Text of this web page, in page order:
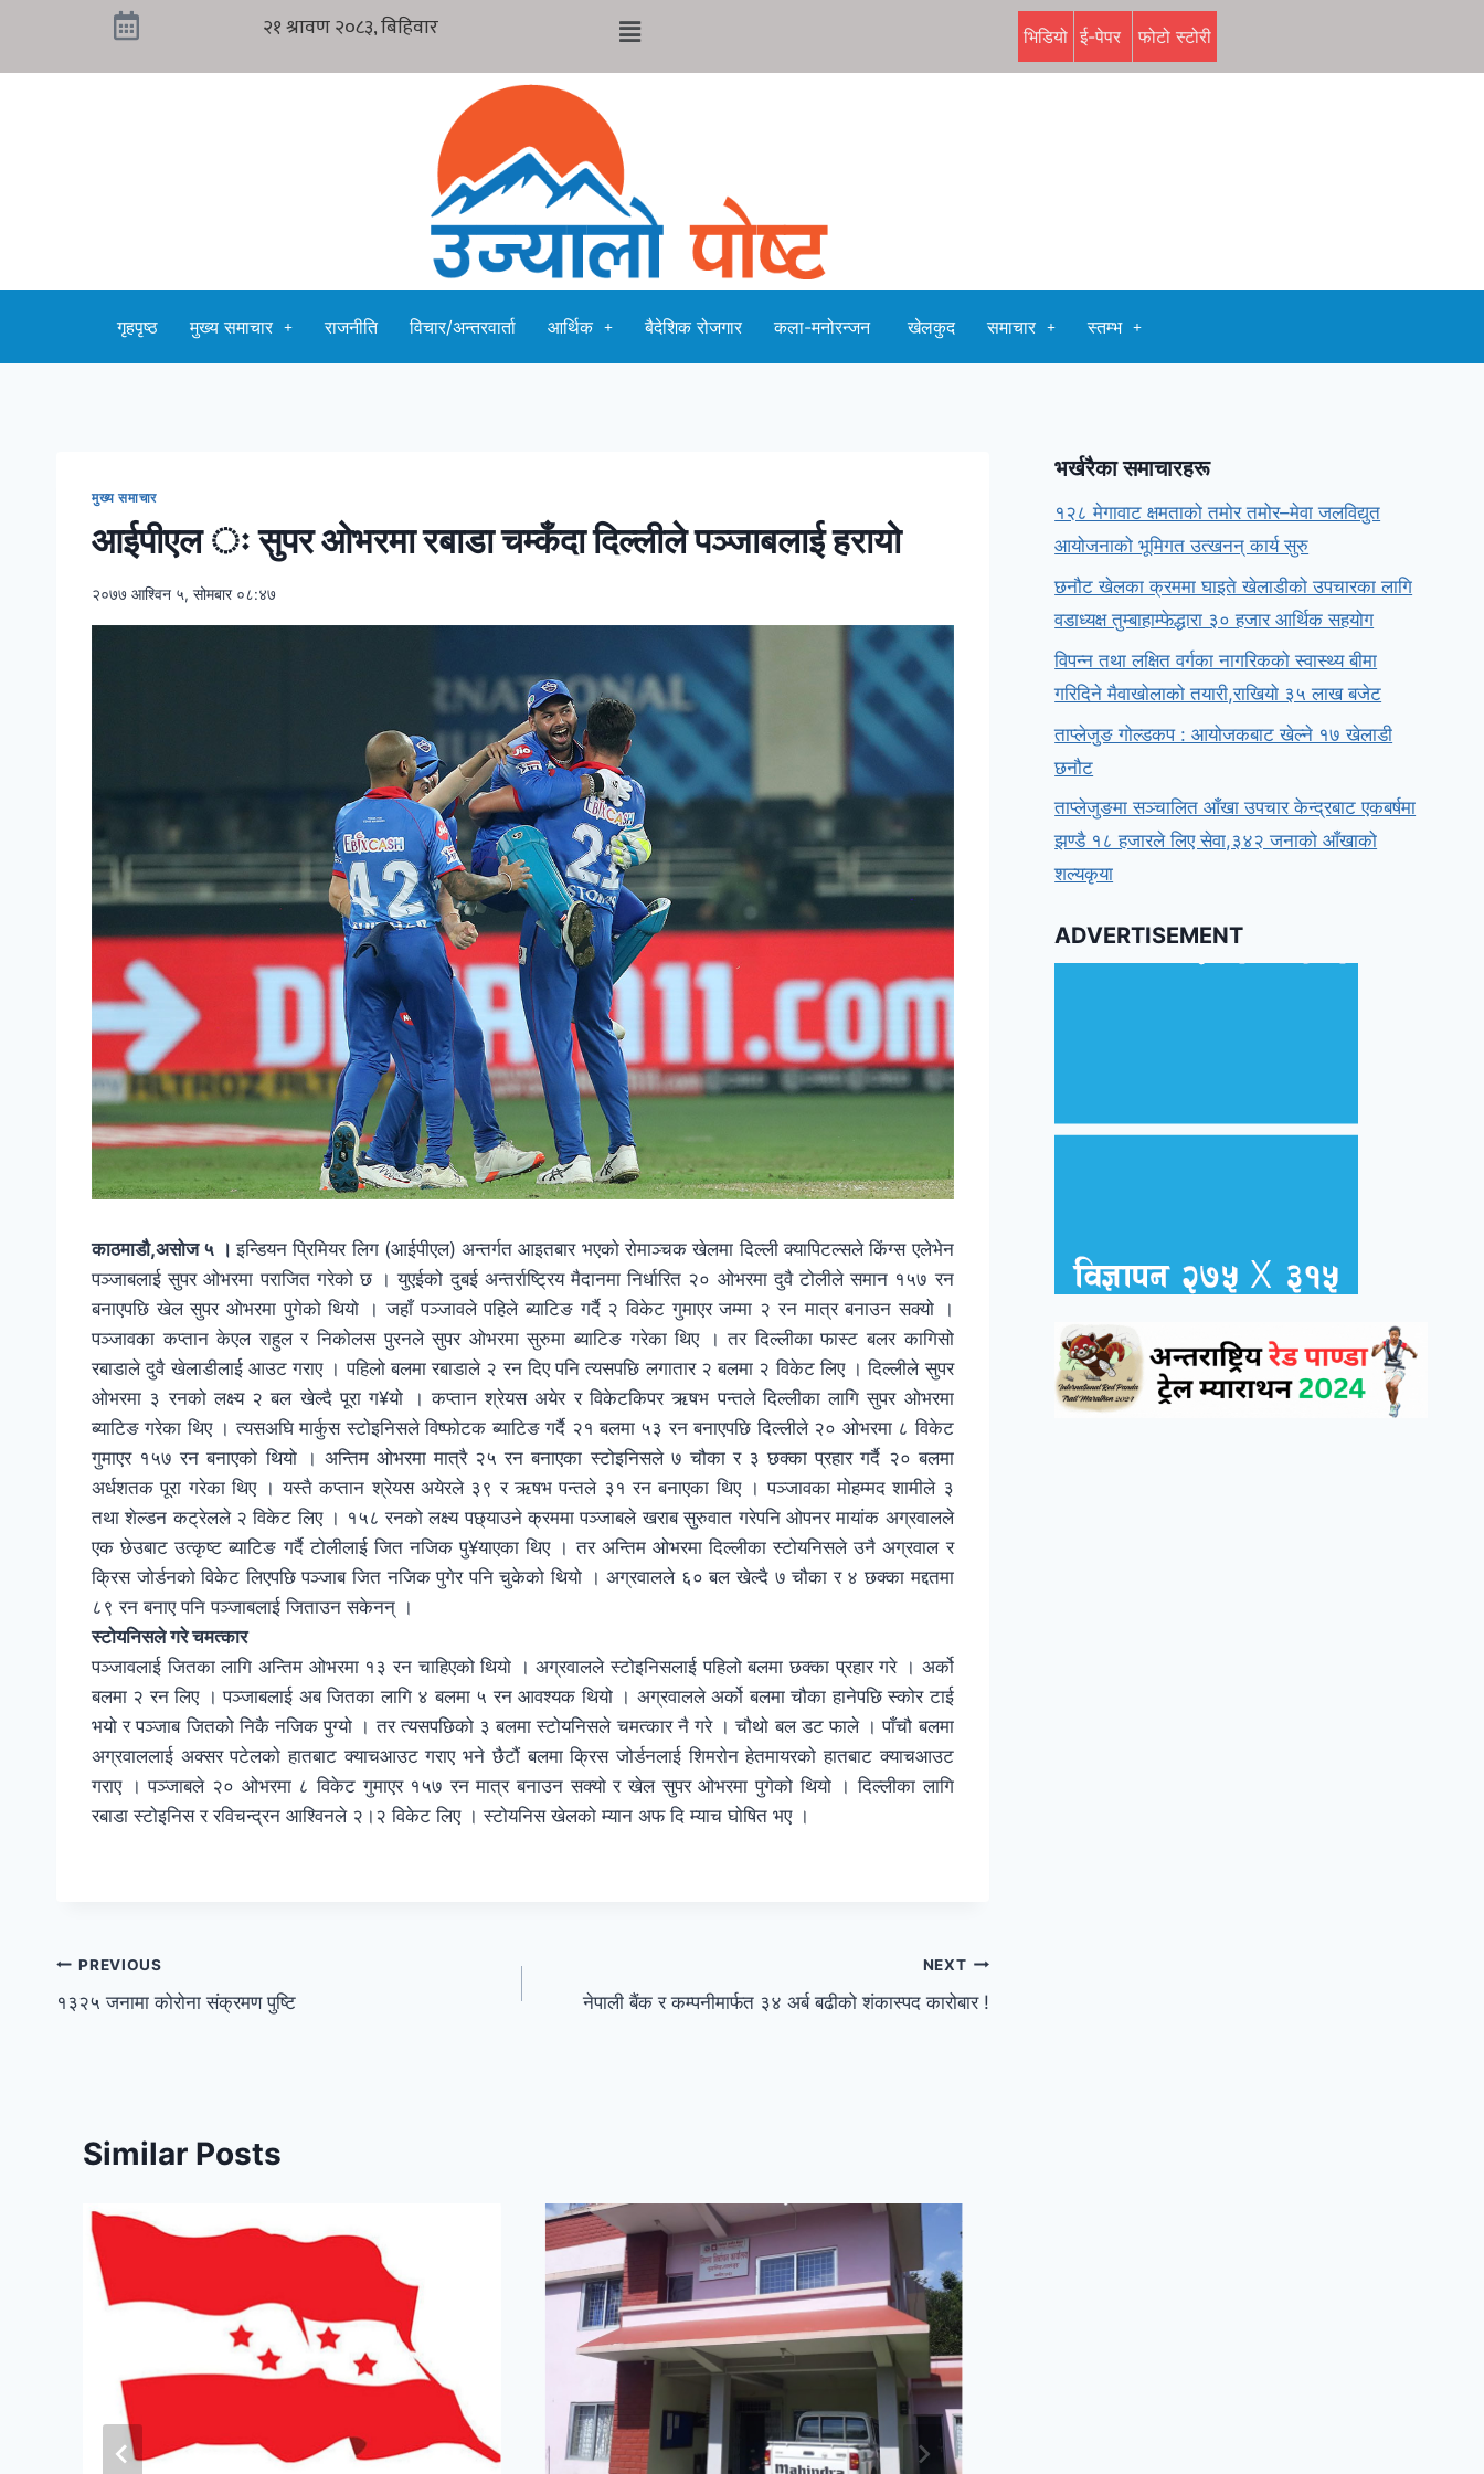
भिडियो ई-पेपर फोटो स्टोरी
गृहपृष्ठ मुख्य समाचार राजनीति विचार/अन्तरवार्ता आर्थिक बैदेशिक रोजगार कला-मनोरन्जन खेलकुद समाचार स्तम्भ
मुख्य समाचार
आईपीएल ः सुपर ओभरमा रबाडा चम्कँदा दिल्लीले पञ्जाबलाई हरायो
२०७७ आश्विन ५, सोमबार ०८:४७
काठमाडौ,असोज ५ ।इन्डियन प्रिमियर लिग (आईपीएल) अन्तर्गत आइतबार भएको रोमाञ्चक खेलमा दिल्ली क्यापिटल्सले किंग्स एलेभेन
पञ्जाबलाई सुपर ओभरमा पराजित गरेको छ । युएईको दुबई अन्तर्राष्ट्रिय मैदानमा निर्धारित २० ओभरमा दुवै टोलीले समान १५७ रन
बनाएपछि खेल सुपर ओभरमा पुगेको थियो । जहाँ पञ्जावले पहिले ब्याटिङ गर्दै २ विकेट गुमाएर जम्मा २ रन मात्र बनाउन सक्यो ।
पञ्जावका कप्तान केएल राहुल र निकोलस पुरनले सुपर ओभरमा सुरुमा ब्याटिङ गरेका थिए । तर दिल्लीका फास्ट बलर कागिसो
रबाडाले दुवै खेलाडीलाई आउट गराए । पहिलो बलमा रबाडाले २ रन दिए पनि त्यसपछि लगातार २ बलमा २ विकेट लिए । दिल्लीले सुपर
ओभरमा ३ रनको लक्ष्य २ बल खेल्दै पूरा ग¥यो । कप्तान श्रेयस अयेर र विकेटकिपर ऋषभ पन्तले दिल्लीका लागि सुपर ओभरमा
ब्याटिङ गरेका थिए । त्यसअघि मार्कुस स्टोइनिसले विष्फोटक ब्याटिङ गर्दै २१ बलमा ५३ रन बनाएपछि दिल्लीले २० ओभरमा ८ विकेट
गुमाएर १५७ रन बनाएको थियो । अन्तिम ओभरमा मात्रै २५ रन बनाएका स्टोइनिसले ७ चौका र ३ छक्का प्रहार गर्दै २० बलमा
अर्धशतक पूरा गरेका थिए । यस्तै कप्तान श्रेयस अयेरले ३९ र ऋषभ पन्तले ३१ रन बनाएका थिए । पञ्जावका मोहम्मद शामीले ३
तथा शेल्डन कट्रेलले २ विकेट लिए । १५८ रनको लक्ष्य पछ्याउने क्रममा पञ्जाबले खराब सुरुवात गरेपनि ओपनर मायांक अग्रवालले
एक छेउबाट उत्कृष्ट ब्याटिङ गर्दै टोलीलाई जित नजिक पु¥याएका थिए । तर अन्तिम ओभरमा दिल्लीका स्टोयनिसले उनै अग्रवाल र
क्रिस जोर्डनको विकेट लिएपछि पञ्जाब जित नजिक पुगेर पनि चुकेको थियो । अग्रवालले ६० बल खेल्दै ७ चौका र ४ छक्का मद्दतमा
८९ रन बनाए पनि पञ्जाबलाई जिताउन सकेनन् ।
स्टोयनिसले गरे चमत्कार
पञ्जावलाई जितका लागि अन्तिम ओभरमा १३ रन चाहिएको थियो । अग्रवालले स्टोइनिसलाई पहिलो बलमा छक्का प्रहार गरे । अर्को
बलमा २ रन लिए । पञ्जाबलाई अब जितका लागि ४ बलमा ५ रन आवश्यक थियो । अग्रवालले अर्को बलमा चौका हानेपछि स्कोर टाई
भयो र पञ्जाब जितको निकै नजिक पुग्‍यो । तर त्यसपछिको ३ बलमा स्टोयनिसले चमत्कार नै गरे । चौथो बल डट फाले । पाँचौ बलमा
अग्रवाललाई अक्सर पटेलको हातबाट क्याचआउट गराए भने छैटौं बलमा क्रिस जोर्डनलाई शिमरोन हेतमायरको हातबाट क्याचआउट
गराए । पञ्जाबले २० ओभरमा ८ विकेट गुमाएर १५७ रन मात्र बनाउन सक्यो र खेल सुपर ओभरमा पुगेको थियो । दिल्लीका लागि
रबाडा स्टोइनिस र रविचन्द्रन आश्विनले २।२ विकेट लिए । स्टोयनिस खेलको म्यान अफ दि म्याच घोषित भए ।
PREVIOUS
१३२५ जनामा कोरोना संक्रमण पुष्टि
NEXT
नेपाली बैंक र कम्पनीमार्फत ३४ अर्ब बढीको शंकास्पद कारोबार !
Similar Posts
भर्खरैका समाचारहरू
१२८ मेगावाट क्षमताको तमोर तमोर–मेवा जलविद्युत
आयोजनाको भूमिगत उत्खनन् कार्य सुरु
छनौट खेलका क्रममा घाइते खेलाडीको उपचारका लागि
वडाध्यक्ष तुम्बाहाम्फेद्धारा ३० हजार आर्थिक सहयोग
विपन्न तथा लक्षित वर्गका नागरिकको स्वास्थ्य बीमा
गरिदिने मैवाखोलाको तयारी,राखियो ३५ लाख बजेट
ताप्लेजुङ गोल्डकप : आयोजकबाट खेल्ने १७ खेलाडी
छनौट
ताप्लेजुङमा सञ्चालित आँखा उपचार केन्द्रबाट एकबर्षमा
झण्डै १८ हजारले लिए सेवा,३४२ जनाको आँखाको
शल्यकृया
ADVERTISEMENT